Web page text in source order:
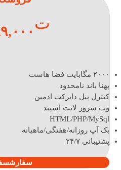
ت
۲۰۰۰ مگابایت فضا هاست
پهنا باند نامحدود
کنترل پنل دایرکت ادمین
وب سرور لایت اسپید
HTML/PHP/MySql
بک آپ روزانه/هفتگی/ماهیانه
پشتیبانی ۲۴/۷
سفارش